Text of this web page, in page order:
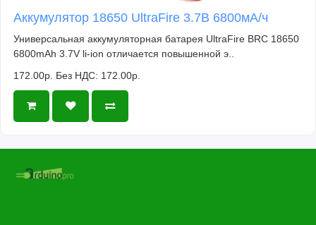
Аккумулятор 18650 UltraFire 3.7В 6800мА/ч
Универсальная аккумуляторная батарея UltraFire BRC 18650
6800mAh 3.7V li-ion отличается повышенной э..
172.00р. Без НДС: 172.00р.